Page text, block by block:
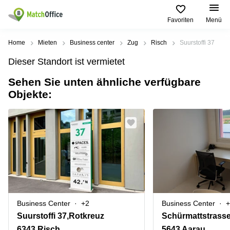
Favoriten Menü
Mieten / Vermieten
Produktseiten
Büro
Center
Coworking
Büros
Besprechungsräume
Beliebte
Städte
Coworking
Zürich
Coworking
Zug
Basel
Coworking
Coworking
Lugano
Beliebte
Suchanfragen
Leutschenbachstrasse
95 Zürich
Bahnhofplatz
1 Zürich
Bahnhofstrasse
10 Zürich
Bahnhofstrasse
Europaallee
41 Zürich
Hilfe
Über uns
Büro vermieten
Anmelden
Sprache wählen
French
Home Mieten Business center Zug Risch Suurstoffi 37
Dieser Standort ist vermietet
Sehen Sie unten ähnliche verfügbare
Objekte:
Business Center +2
Suurstoffi 37,Rotkreuz
Business Center